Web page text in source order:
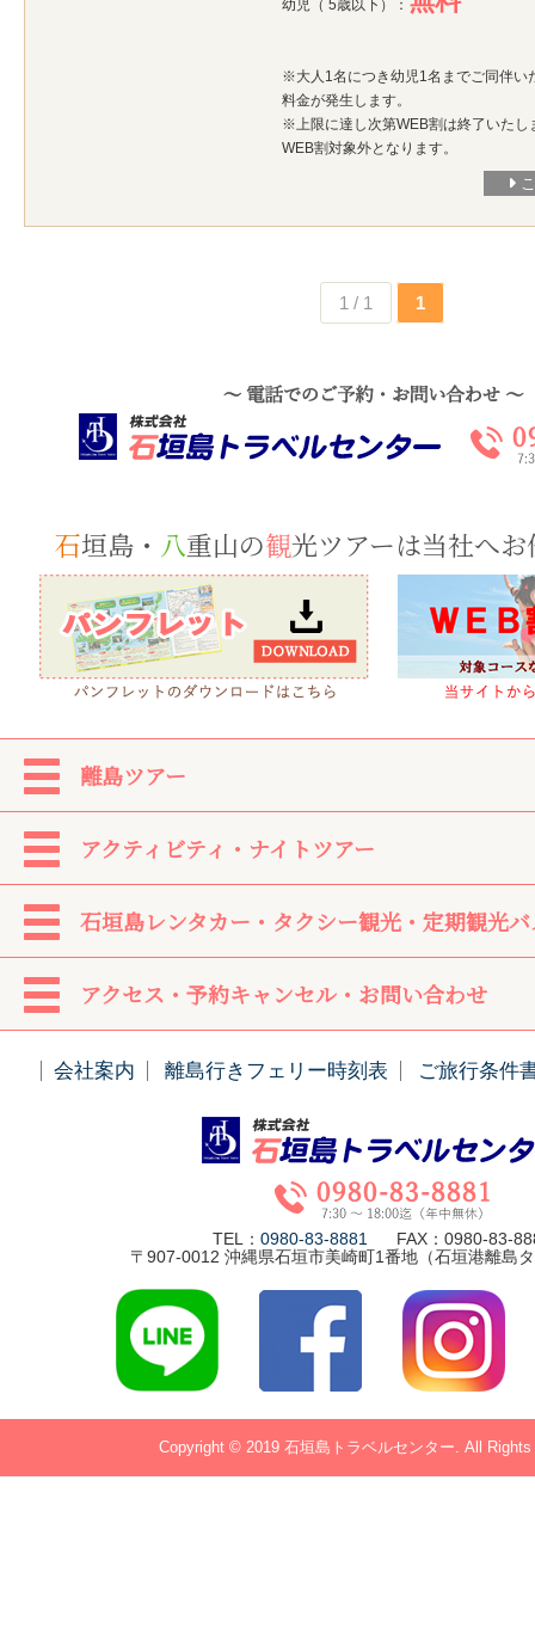
幼児（ 5歳以下）：
※大人1名につき幼児1名までご同伴い
料金が発生します。
※上限に達し次第WEB割は終了いたし
WEB割対象外となります。
1 / 1 1
石垣島・ 八重山の観光ツアーは当社へ
離島ツアー
アクティビティ・ナイトツアー
石垣島レンタカー・タクシー観光・定期観光
アクセス・予約キャンセル・お問い合わせ
会社案内 離島行きフェリー時刻表 ご旅行条件
TEL： 0980-83-8881
FAX：0980-83-
〒907-0012 沖縄県石垣市美崎町1番地（石垣港離島
Copyright © 2019 石垣島トラベルセンター. All Rights